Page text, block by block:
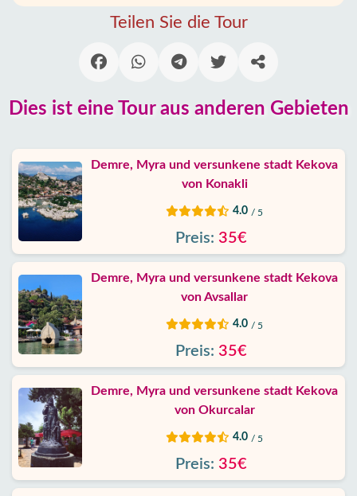
Blog
Google
erfahrungen
Über
Dienste
Haftung
Schutz
Daten
Kontakt
Teilen Sie die Tour
Dies ist eine Tour aus anderen Gebieten
Demre, Myra und versunkene stadt Kekova
von Konakli
4.0 / 5
Preis: 35€
Demre, Myra und versunkene stadt Kekova
von Avsallar
4.0 / 5
Preis: 35€
Demre, Myra und versunkene stadt Kekova
von Okurcalar
4.0 / 5
Preis: 35€